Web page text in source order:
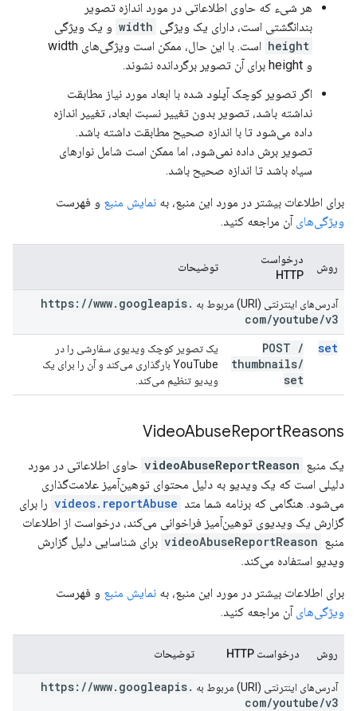
هر شیء که حاوی اطلاعاتی در مورد اندازه تصویر
بندانگشتی است، دارای یک ویژگی width و یک ویژگی
height
است. با این حال، ممکن است ویژگی‌های width
و height برای آن تصویر برگردانده نشوند.
اگر تصویر کوچک آپلود شده با ابعاد مورد نیاز مطابقت
نداشته باشد، تصویر بدون تغییر نسبت ابعاد، تغییر اندازه
داده می‌شود تا با اندازه صحیح مطابقت داشته باشد.
تصویر برش داده نمی‌شود، اما ممکن است شامل نوارهای
سیاه باشد تا اندازه صحیح باشد.
برای اطلاعات بیشتر در مورد این منبع، به نمایش منبع و فهرست
ویژگی‌های آن مراجعه کنید.
روش
درخواست
HTTP
توضیحات
آدرس‌های اینترنتی (URI) مربوط به https: //www. googleapis.
com/youtube/v3
set
POST /
thumbnails/
set
یک تصویر کوچک ویدیوی سفارشی را در
YouTube بارگذاری می‌کند و آن را برای یک
ویدیو تنظیم می‌کند.
VideoAbuseReportReasons
یک منبع videoAbuseReportReason حاوی اطلاعاتی در مورد
دلیلی است که یک ویدیو به دلیل محتوای توهین‌آمیز علامت‌گذاری
می‌شود. هنگامی که برنامه شما متد videos.reportAbuse را برای
گزارش یک ویدیوی توهین‌آمیز فراخوانی می‌کند، درخواست از اطلاعات
منبع videoAbuseReportReason برای شناسایی دلیل گزارش
ویدیو استفاده می‌کند.
برای اطلاعات بیشتر در مورد این منبع، به نمایش منبع و فهرست
ویژگی‌های آن مراجعه کنید.
روش درخواست HTTP توضیحات
آدرس‌های اینترنتی (URI) مربوط به https: //www. googleapis.
com/youtube/v3